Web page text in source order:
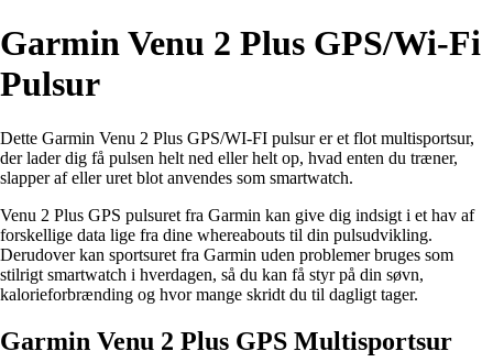
Garmin Venu 2 Plus GPS/Wi-Fi
Pulsur
Dette Garmin Venu 2 Plus GPS/WI-FI pulsur er et flot multisportsur,
der lader dig få pulsen helt ned eller helt op, hvad enten du træner,
slapper af eller uret blot anvendes som smartwatch.
Venu 2 Plus GPS pulsuret fra Garmin kan give dig indsigt i et hav af
forskellige data lige fra dine whereabouts til din pulsudvikling.
Derudover kan sportsuret fra Garmin uden problemer bruges som
stilrigt smartwatch i hverdagen, så du kan få styr på din søvn,
kalorieforbrænding og hvor mange skridt du til dagligt tager.
Garmin Venu 2 Plus GPS Multisportsur